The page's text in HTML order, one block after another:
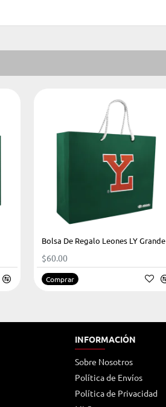
Bolsa De Regalo Leones LY Grande
$60.00
Comprar
INFORMACIÓN
Sobre Nosotros
Política de Envíos
Política de Privacidad